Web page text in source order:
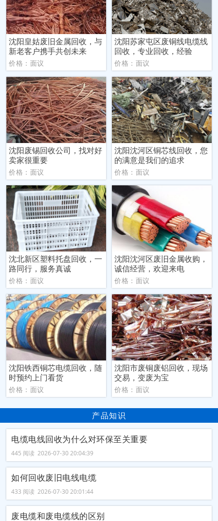
沈阳皇姑废旧金属回收，与
新老客户携手共创未来
价格：面议
沈阳苏家屯区废铜线电缆线
回收，专业回收，经验
价格：面议
沈阳废锡回收公司，找对好
卖家很重要
价格：面议
沈阳沈河区铜芯线回收，您
的满意是我们的追求
价格：面议
沈北新区塑料托盘回收，一
路同行，服务真诚
价格：面议
沈阳沈河区废旧金属收购，
诚信经营，欢迎来电
价格：面议
沈阳铁西铜芯电缆回收，随
时预约上门看货
价格：面议
沈阳市废铜废铝回收，现场
交易，变废为宝
价格：面议
产品知识
电缆电线回收为什么对环保至关重要
445 阅读 2026-07-30 20:04:39
如何回收废旧电线电缆
433 阅读 2026-07-30 20:01:44
废电缆和废电缆线的区别